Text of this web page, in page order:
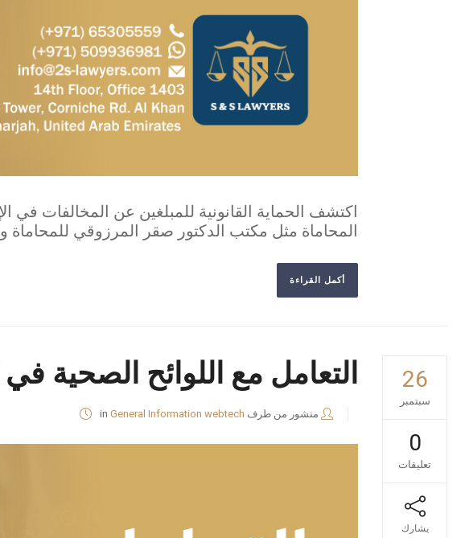
اكتشف الحماية القانونية للمبلغين عن المخالفات في
المحاماة مثل مكتب الدكتور صقر المرزوقي للمحاماة
أكمل القراءة
26
سبتمبر
0
تعليقات
يشارك
التعامل مع اللوائح الصحية في
منشور من طرف webtech
in General Information